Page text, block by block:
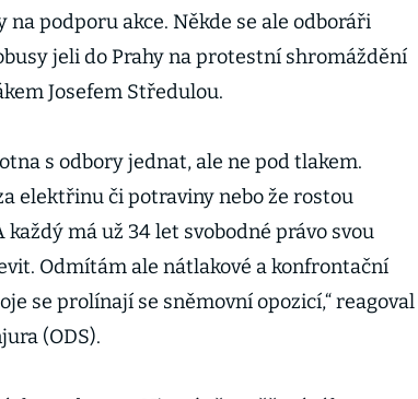
podporu akce. Někde se ale odboráři
jeli do Prahy na protestní shromáždění
Josefem Středulou.
s odbory jednat, ale ne pod tlakem.
elektřinu či potraviny nebo že rostou
má už 34 let svobodné právo svou
Odmítám ale nátlakové a konfrontační
se prolínají se sněmovní opozicí,“ reagoval
(ODS).